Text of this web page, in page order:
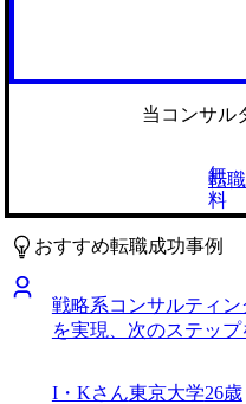
クライアントの元に出向
当の坂口さんに柔軟かつ
もありがたかったです。
裕にもつながりました。
で、転職活動のスケジュ
たことが良かったです。そ
ることができたと思いま
が、コンサルティングファ
ったかもしれません。 転
720万円になりました。
れば市場価値が高まると
思い、MyVisionさんに連
さんから、これまでの
っているうちに、次第に
グファームを受けてみる
ーチでオファーをもらっ
さんは、非常に朗らかで真
ても話しやすく親近感が
て実績を積んで行けば、将
ンのオファーが来ること
き、前向きに転職をしよ
で、そもそもコンサルタ
当コンサル
無
料
転
おすすめ転職成功事例
戦略系コンサルティ
を実現、次のステッ
I・Kさん東京大学26歳